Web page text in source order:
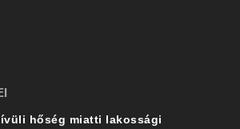
hőség miatti lakossági